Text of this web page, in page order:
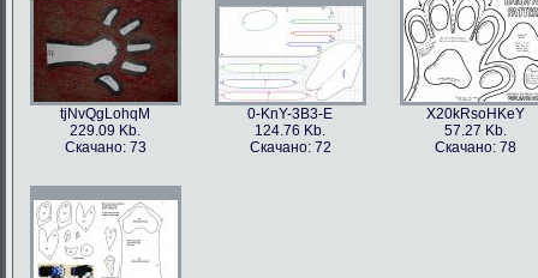
tjNvQgLohqM
229.09 Kb.
Скачано: 73
0-KnY-3B3-E
124.76 Kb.
Скачано: 72
X20kRsoHKeY
57.27 Kb.
Скачано: 78